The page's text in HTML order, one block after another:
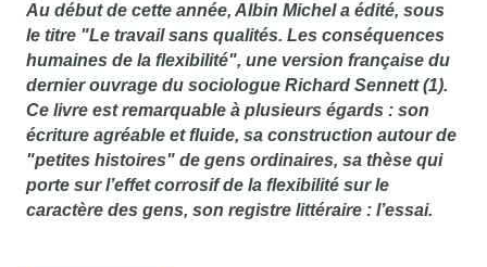
Au début de cette année, Albin Michel a édité, sous
le titre "Le travail sans qualités. Les conséquences
humaines de la flexibilité", une version française du
dernier ouvrage du sociologue Richard Sennett (1).
Ce livre est remarquable à plusieurs égards : son
écriture agréable et fluide, sa construction autour de
"petites histoires" de gens ordinaires, sa thèse qui
porte sur l’effet corrosif de la flexibilité sur le
caractère des gens, son registre littéraire : l’essai.